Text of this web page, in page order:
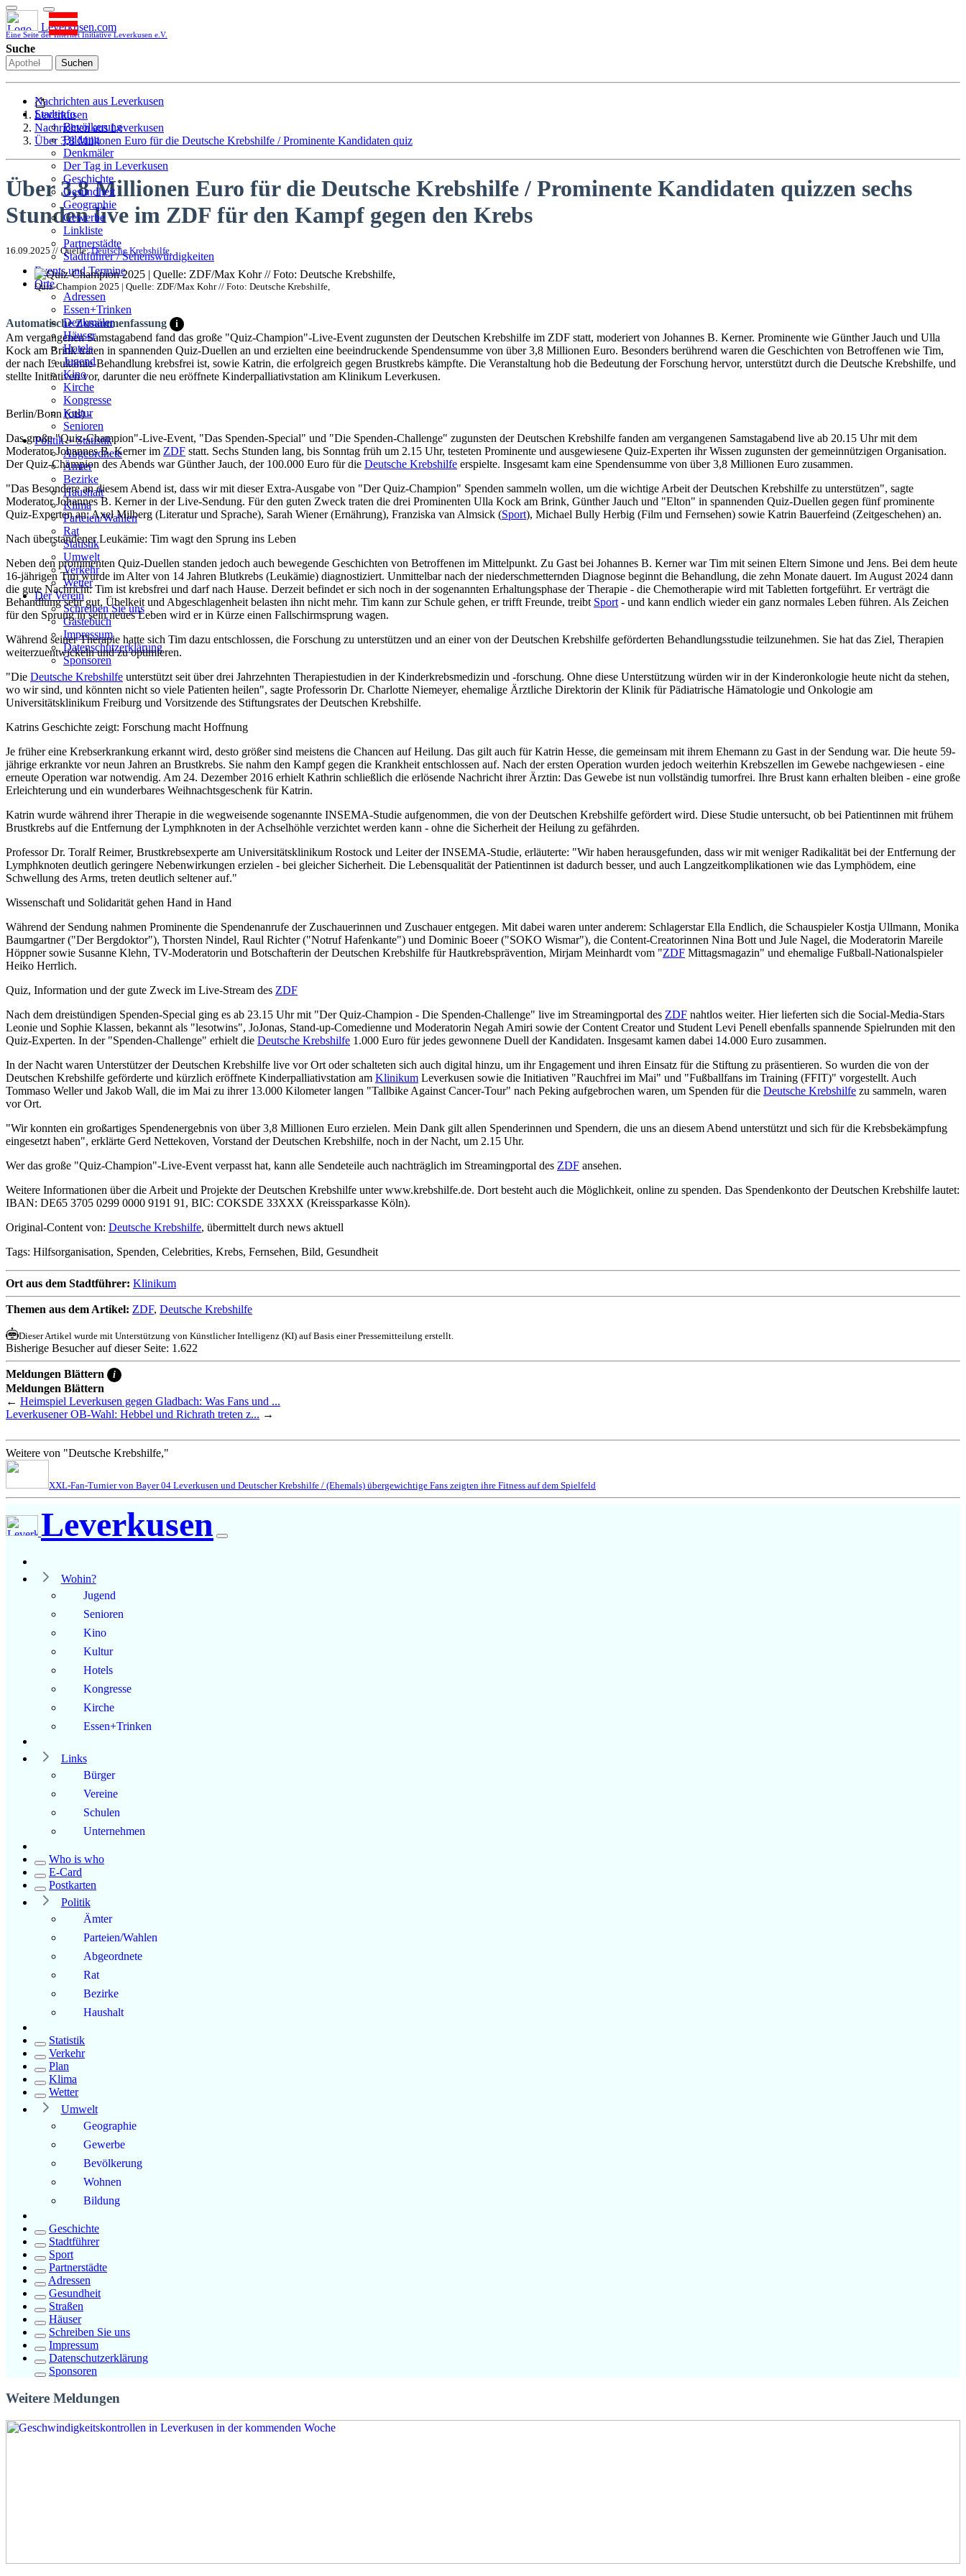
Leverkusen.com
Eine Seite der Internet Initiative Leverkusen e.V.
Suche
Suchen
Nachrichten aus Leverkusen
Stadtinfo
Bevölkerung
Bildung
Denkmäler
Der Tag in Leverkusen
Geschichte
Gesundheit
Geographie
Gewerbe
Linkliste
Partnerstädte
Stadtführer / Sehenswürdigkeiten
Stadtplan
Stadtteile
Sport
Who is who
Wohnen
Events und Termine
Orte
Adressen
Essen+Trinken
Denkmäler
Häuser
Hotels
Jugend
Kino
Kirche
Kongresse
Kultur
Senioren
Stadtführer
Straßen
Politik + Statistik
Abgeordnete
Ämter
Bezirke
Haushalt
Klima
Parteien/Wahlen
Rat
Statistik
Umwelt
Verkehr
Wetter
Der Verein
Schreiben Sie uns
Gästebuch
Impressum
Datenschutzerklärung
Sponsoren
Leverkusen
Nachrichten aus Leverkusen
Über 3,8 Millionen Euro für die Deutsche Krebshilfe / Prominente Kandidaten quiz
Über 3,8 Millionen Euro für die Deutsche Krebshilfe / Prominente Kandidaten quizzen sechs
Stunden live im ZDF für den Kampf gegen den Krebs
16.09.2025 // Quelle:Deutsche Krebshilfe,
Quiz-Champion 2025 | Quelle: ZDF/Max Kohr // Foto: Deutsche Krebshilfe,
Automatische Zusammenfassung i
Am vergangenen Samstagabend fand das große "Quiz-Champion"-Live-Event zugunsten der Deutschen Krebshilfe im ZDF statt, moderiert von Johannes B. Kerner. Prominente wie Günther Jauch und Ulla
Kock am Brink traten in spannenden Quiz-Duellen an und erzielten eine beeindruckende Spendensumme von über 3,8 Millionen Euro. Besonders berührend waren die Geschichten von Betroffenen wie Tim,
der nach Leukämie-Behandlung krebsfrei ist, sowie Katrin, die erfolgreich gegen Brustkrebs kämpfte. Die Veranstaltung hob die Bedeutung der Forschung hervor, unterstützt durch die Deutsche Krebshilfe, und
stellte Initiativen vor, darunter die neu eröffnete Kinderpalliativstation am Klinikum Leverkusen.
Berlin/Bonn (ots) -
Das große "Quiz-Champion"-Live-Event, "Das Spenden-Special" und "Die Spenden-Challenge" zugunsten der Deutschen Krebshilfe fanden am vergangenen Samstagabend live ab 20.15 Uhr mit dem
Moderator Johannes B. Kerner im ZDF statt. Sechs Stunden lang, bis Sonntag früh um 2.15 Uhr, testeten Prominente und ausgewiesene Quiz-Experten ihr Wissen zugunsten der gemeinnützigen Organisation.
Der Quiz-Champion des Abends war Günther Jauch, der 100.000 Euro für die Deutsche Krebshilfe erspielte. Insgesamt kam eine Spendensumme von über 3,8 Millionen Euro zusammen.
"Das Besondere an diesem Abend ist, dass wir mit dieser Extra-Ausgabe von "Der Quiz-Champion" Spenden sammeln wollen, um die wichtige Arbeit der Deutschen Krebshilfe zu unterstützen", sagte
Moderator Johannes B. Kerner in der Live-Sendung. Für den guten Zweck traten die drei Prominenten Ulla Kock am Brink, Günther Jauch und "Elton" in spannenden Quiz-Duellen gegen fünf prominente
Quiz-Experten an: Axel Milberg (Literatur und Sprache), Sarah Wiener (Ernährung), Franziska van Almsick (Sport), Michael Bully Herbig (Film und Fernsehen) sowie Katrin Bauerfeind (Zeitgeschehen) an.
Nach überstandener Leukämie: Tim wagt den Sprung ins Leben
Neben den prominenten Quiz-Duellen standen jedoch auch bewegende Geschichten von Betroffenen im Mittelpunkt. Zu Gast bei Johannes B. Kerner war Tim mit seinen Eltern Simone und Jens. Bei dem heute
16-jährigen Tim wurde im Alter von 14 Jahren Blutkrebs (Leukämie) diagnostiziert. Unmittelbar nach der niederschmetternden Diagnose beginnt die Behandlung, die zehn Monate dauert. Im August 2024 dann
die gute Nachricht: Tim ist krebsfrei und darf nach Hause. Derzeit befindet er sich noch in der sogenannten Erhaltungsphase der Therapie - die Chemotherapie wird mit Tabletten fortgeführt. Er verträgt die
Behandlung sehr gut, Übelkeit und Abgeschlagenheit belasten ihn nicht mehr. Tim kann zur Schule gehen, er trifft Freunde, treibt Sport - und kann endlich wieder ein ganz normales Leben führen. Als Zeichen
für den Sprung in sein neues Leben wird er in Kürze einen Fallschirmsprung wagen.
Während seiner Therapie hatte sich Tim dazu entschlossen, die Forschung zu unterstützen und an einer von der Deutschen Krebshilfe geförderten Behandlungsstudie teilzunehmen. Sie hat das Ziel, Therapien
weiterzuentwickeln und zu optimieren.
"Die Deutsche Krebshilfe unterstützt seit über drei Jahrzehnten Therapiestudien in der Kinderkrebsmedizin und -forschung. Ohne diese Unterstützung würden wir in der Kinderonkologie heute nicht da stehen,
wo wir sind, und könnten nicht so viele Patienten heilen", sagte Professorin Dr. Charlotte Niemeyer, ehemalige Ärztliche Direktorin der Klinik für Pädiatrische Hämatologie und Onkologie am
Universitätsklinikum Freiburg und Vorsitzende des Stiftungsrates der Deutschen Krebshilfe.
Katrins Geschichte zeigt: Forschung macht Hoffnung
Je früher eine Krebserkrankung erkannt wird, desto größer sind meistens die Chancen auf Heilung. Das gilt auch für Katrin Hesse, die gemeinsam mit ihrem Ehemann zu Gast in der Sendung war. Die heute 59-
jährige erkrankte vor neun Jahren an Brustkrebs. Sie nahm den Kampf gegen die Krankheit entschlossen auf. Nach der ersten Operation wurden jedoch weiterhin Krebszellen im Gewebe nachgewiesen - eine
erneute Operation war notwendig. Am 24. Dezember 2016 erhielt Kathrin schließlich die erlösende Nachricht ihrer Ärztin: Das Gewebe ist nun vollständig tumorfrei. Ihre Brust kann erhalten bleiben - eine große
Erleichterung und ein wunderbares Weihnachtsgeschenk für Katrin.
Katrin wurde während ihrer Therapie in die wegweisende sogenannte INSEMA-Studie aufgenommen, die von der Deutschen Krebshilfe gefördert wird. Diese Studie untersucht, ob bei Patientinnen mit frühem
Brustkrebs auf die Entfernung der Lymphknoten in der Achselhöhle verzichtet werden kann - ohne die Sicherheit der Heilung zu gefährden.
Professor Dr. Toralf Reimer, Brustkrebsexperte am Universitätsklinikum Rostock und Leiter der INSEMA-Studie, erläuterte: "Wir haben herausgefunden, dass wir mit weniger Radikalität bei der Entfernung der
Lymphknoten deutlich geringere Nebenwirkungen erzielen - bei gleicher Sicherheit. Die Lebensqualität der Patientinnen ist dadurch besser, und auch Langzeitkomplikationen wie das Lymphödem, eine
Schwellung des Arms, treten deutlich seltener auf."
Wissenschaft und Solidarität gehen Hand in Hand
Während der Sendung nahmen Prominente die Spendenanrufe der Zuschauerinnen und Zuschauer entgegen. Mit dabei waren unter anderem: Schlagerstar Ella Endlich, die Schauspieler Kostja Ullmann, Monika
Baumgartner ("Der Bergdoktor"), Thorsten Nindel, Raul Richter ("Notruf Hafenkante") und Dominic Boeer ("SOKO Wismar"), die Content-Creatorinnen Nina Bott und Jule Nagel, die Moderatorin Mareile
Höppner sowie Susanne Klehn, TV-Moderatorin und Botschafterin der Deutschen Krebshilfe für Hautkrebsprävention, Mirjam Meinhardt vom "ZDF Mittagsmagazin" und ehemalige Fußball-Nationalspieler
Heiko Herrlich.
Quiz, Information und der gute Zweck im Live-Stream des ZDF
Nach dem dreistündigen Spenden-Special ging es ab 23.15 Uhr mit "Der Quiz-Champion - Die Spenden-Challenge" live im Streamingportal des ZDF nahtlos weiter. Hier lieferten sich die Social-Media-Stars
Leonie und Sophie Klassen, bekannt als "lesotwins", JoJonas, Stand-up-Comedienne und Moderatorin Negah Amiri sowie der Content Creator und Student Levi Penell ebenfalls spannende Spielrunden mit den
Quiz-Experten. In der "Spenden-Challenge" erhielt die Deutsche Krebshilfe 1.000 Euro für jedes gewonnene Duell der Kandidaten. Insgesamt kamen dabei 14.000 Euro zusammen.
In der Nacht waren Unterstützer der Deutschen Krebshilfe live vor Ort oder schalteten sich auch digital hinzu, um ihr Engagement und ihren Einsatz für die Stiftung zu präsentieren. So wurden die von der
Deutschen Krebshilfe geförderte und kürzlich eröffnete Kinderpalliativstation am Klinikum Leverkusen sowie die Initiativen "Rauchfrei im Mai" und "Fußballfans im Training (FFIT)" vorgestellt. Auch
Tommaso Weller und Jakob Wall, die im Mai zu ihrer 13.000 Kilometer langen "Tallbike Against Cancer-Tour" nach Peking aufgebrochen waren, um Spenden für die Deutsche Krebshilfe zu sammeln, waren
vor Ort.
"Wir konnten ein großartiges Spendenergebnis von über 3,8 Millionen Euro erzielen. Mein Dank gilt allen Spenderinnen und Spendern, die uns an diesem Abend unterstützt und sich für die Krebsbekämpfung
eingesetzt haben", erklärte Gerd Nettekoven, Vorstand der Deutschen Krebshilfe, noch in der Nacht, um 2.15 Uhr.
Wer das große "Quiz-Champion"-Live-Event verpasst hat, kann alle Sendeteile auch nachträglich im Streamingportal des ZDF ansehen.
Weitere Informationen über die Arbeit und Projekte der Deutschen Krebshilfe unter www.krebshilfe.de. Dort besteht auch die Möglichkeit, online zu spenden. Das Spendenkonto der Deutschen Krebshilfe lautet:
IBAN: DE65 3705 0299 0000 9191 91, BIC: COKSDE 33XXX (Kreissparkasse Köln).
Original-Content von: Deutsche Krebshilfe, übermittelt durch news aktuell
Tags: Hilfsorganisation, Spenden, Celebrities, Krebs, Fernsehen, Bild, Gesundheit
Ort aus dem Stadtführer: Klinikum
Themen aus dem Artikel: ZDF, Deutsche Krebshilfe
Dieser Artikel wurde mit Unterstützung von Künstlicher Intelligenz (KI) auf Basis einer Pressemitteilung erstellt.
Bisherige Besucher auf dieser Seite: 1.622
Meldungen Blättern i
Meldungen Blättern
← Heimspiel Leverkusen gegen Gladbach: Was Fans und ...
Leverkusener OB-Wahl: Hebbel und Richrath treten z... →
Weitere von "Deutsche Krebshilfe,"
XXL-Fan-Turnier von Bayer 04 Leverkusen und Deutscher Krebshilfe / (Ehemals) übergewichtige Fans zeigten ihre Fitness auf dem Spielfeld
Leverkusen
Wohin?
Jugend
Senioren
Kino
Kultur
Hotels
Kongresse
Kirche
Essen+Trinken
Links
Bürger
Vereine
Schulen
Unternehmen
Who is who
E-Card
Postkarten
Politik
Ämter
Parteien/Wahlen
Abgeordnete
Rat
Bezirke
Haushalt
Statistik
Verkehr
Plan
Klima
Wetter
Umwelt
Geographie
Gewerbe
Bevölkerung
Wohnen
Bildung
Geschichte
Stadtführer
Sport
Partnerstädte
Adressen
Gesundheit
Straßen
Häuser
Schreiben Sie uns
Impressum
Datenschutzerklärung
Sponsoren
Weitere Meldungen